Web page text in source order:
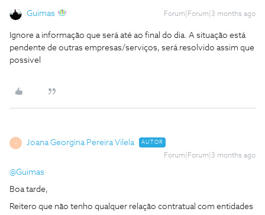
Guimas Forum|Forum|3 months ago
Ignore a informação que será até ao final do dia. A situação está
pendente de outras empresas/serviços, será resolvido assim que
possivel
J Joana Georgina Pereira Vilela AUTOR
Forum|Forum|3 months ago
@Guimas
Boa tarde,
Reitero que não tenho qualquer relação contratual com entidades